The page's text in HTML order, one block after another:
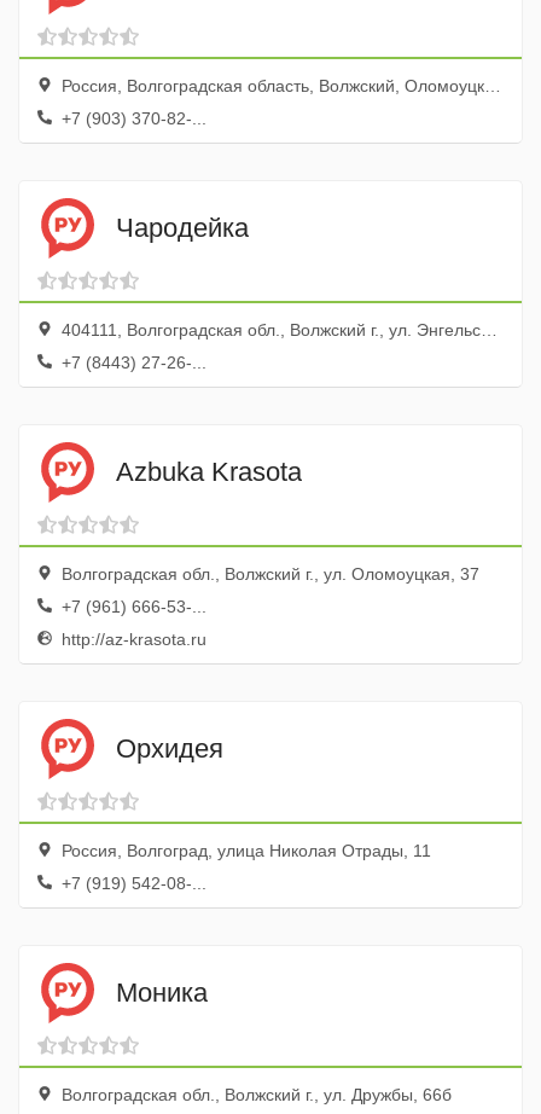
Россия, Волгоградская область, Волжский, Оломоуцкая улица, 74А
+7 (903) 370-82-...
Чародейка
404111, Волгоградская обл., Волжский г., ул. Энгельса, 11
+7 (8443) 27-26-...
Azbuka Krasota
Волгоградская обл., Волжский г., ул. Оломоуцкая, 37
+7 (961) 666-53-...
http://az-krasota.ru
Орхидея
Россия, Волгоград, улица Николая Отрады, 11
+7 (919) 542-08-...
Моника
Волгоградская обл., Волжский г., ул. Дружбы, 66б